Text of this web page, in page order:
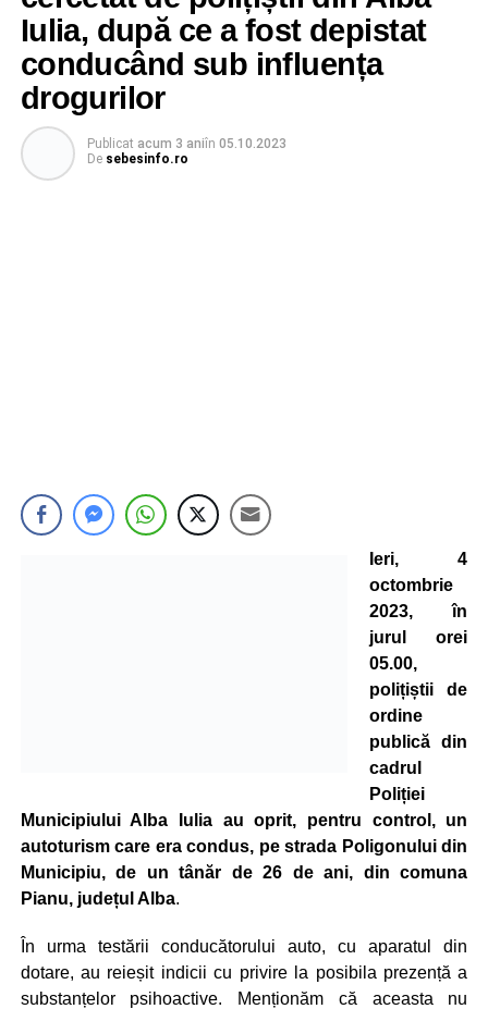
Iulia, după ce a fost depistat
conducând sub influența
drogurilor
Publicat acum 3 aniîn 05.10.2023
De sebesinfo.ro
Ieri, 4
octombrie
2023, în
jurul orei
05.00,
polițiștii de
ordine
publică din
cadrul
Poliției
Municipiului Alba Iulia au oprit, pentru control, un
autoturism care era condus, pe strada Poligonului din
Municipiu, de un tânăr de 26 de ani, din comuna
Pianu, județul Alba.
În urma testării conducătorului auto, cu aparatul din
dotare, au reieșit indicii cu privire la posibila prezență a
substanțelor psihoactive. Menționăm că aceasta nu